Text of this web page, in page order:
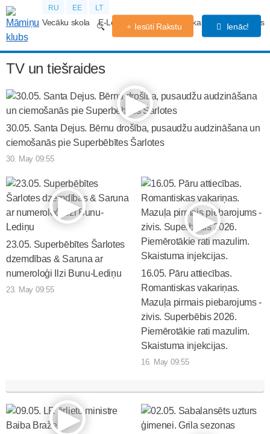
RU EE LT
Vecāku skola E-Lekcijas Grūtniecības kalendārs Forums
Iesūti Rakstu Ienāc!
TV un tiešraides
30.05. Santa Dejus. Bērnu drošība, pusaudžu audzināšana un
ciemošanās pie Superbēbītes Šarlotes
30. May 09:55
23.05. Superbēbītes Šarlotes
dzemdības & Saruna ar
numeroloģi Ilzi Bunu-Lediņu
23. May 09:55
16.05. Pāru attiecības.
Romantiskas vakariņas.
Mazuļa pirmais piebarojums -
zivis. Superbēbis 2026.
Piemērotākie rati mazulim.
Skaistuma injekcijas.
16. May 09:55